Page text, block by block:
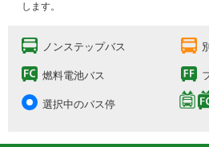
します。
ノンステップバス
燃料電池バス
選択中のバス停